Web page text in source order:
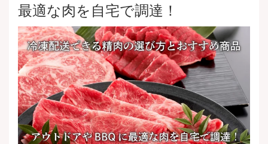
最適な肉を自宅で調達！